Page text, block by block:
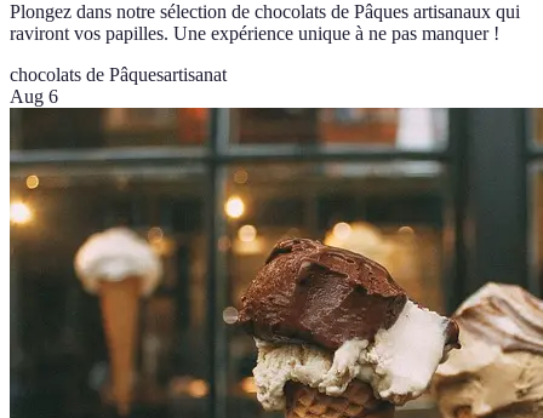
Plongez dans notre sélection de chocolats de Pâques artisanaux qui
raviront vos papilles. Une expérience unique à ne pas manquer !
chocolats de Pâquesartisanat
Aug 6